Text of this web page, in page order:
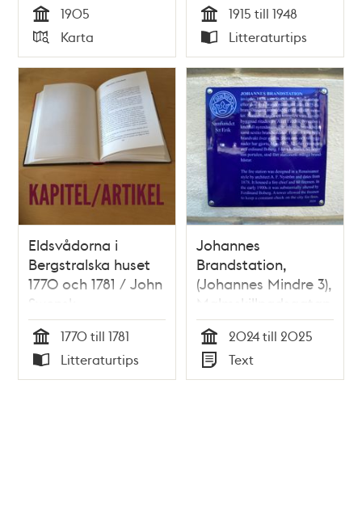
Tid
1905
Typ
Karta Tid
1915 till 1948
Typ
Litteraturtips
Eldsvådorna i
Bergstralska huset
1770 och 1781 / John
Swensk
Tid
1770 till 1781
Typ
Litteraturtips
Johannes
Brandstation,
(Johannes Mindre 3),
Malmskillnadsgatan
64
Tid
2024 till 2025
Typ
Text